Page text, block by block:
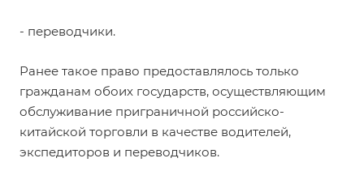
- переводчики.
Ранее такое право предоставлялось только
гражданам обоих государств, осуществляющим
обслуживание приграничной российско-
китайской торговли в качестве водителей,
экспедиторов и переводчиков.